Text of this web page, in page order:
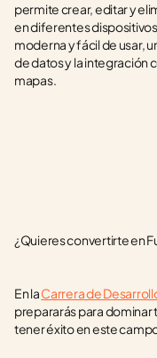
permite crear, editar y
en diferentes
moderna y fácil de usar,
de datos y la integración
mapas.
¿Quieres convertirte en
En la Carrera de
prepararás para dominar
tener éxito en este